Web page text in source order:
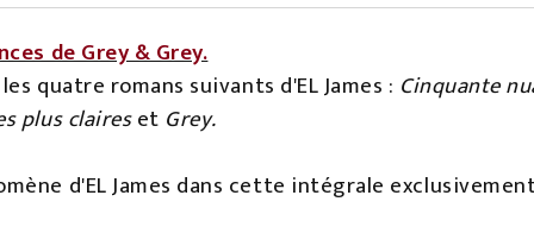
de Grey & Grey.
quatre romans suivants d'EL James : Cinquante
plus claireset Grey.
d'EL James dans cette intégrale